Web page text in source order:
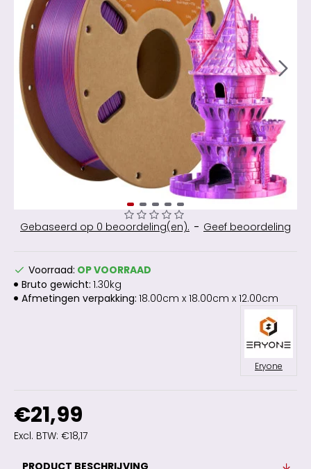
Gebaseerd op 0 beoordeling(en). - Geef beoordeling
€21,99
Excl. BTW: €18,17
Voorraad: OP VOORRAAD
Bruto gewicht: 1.30kg
Afmetingen verpakking: 18.00cm x 18.00cm x 12.00cm
Eryone
PRODUCT BESCHRIJVING